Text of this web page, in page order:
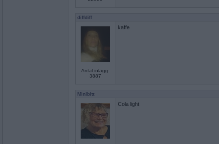
diffdiff
Antal inlägg:
3887
kaffe
Minibitt
Cola light